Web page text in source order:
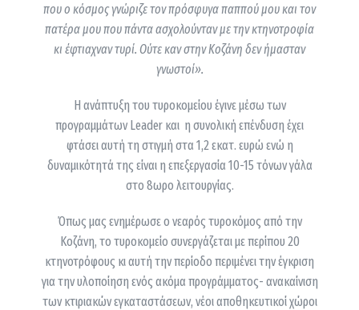
που ο κόσμος γνώριζε τον πρόσφυγα παππού μου και τον
πατέρα μου που πάντα ασχολούνταν με την κτηνοτροφία
κι έφτιαχναν τυρί. Ούτε καν στην Κοζάνη δεν ήμασταν
γνωστοί».
Η ανάπτυξη του τυροκομείου έγινε μέσω των
προγραμμάτων Leader και η συνολική επένδυση έχει
φτάσει αυτή τη στιγμή στα 1,2 εκατ. ευρώ ενώ η
δυναμικότητά της είναι η επεξεργασία 10-15 τόνων γάλα
στο 8ωρο λειτουργίας.
Όπως μας ενημέρωσε ο νεαρός τυροκόμος από την
Κοζάνη, το τυροκομείο συνεργάζεται με περίπου 20
κτηνοτρόφους κι αυτή την περίοδο περιμένει την έγκριση
για την υλοποίηση ενός ακόμα προγράμματος- ανακαίνιση
των κτιριακών εγκαταστάσεων, νέοι αποθηκευτικοί χώροι